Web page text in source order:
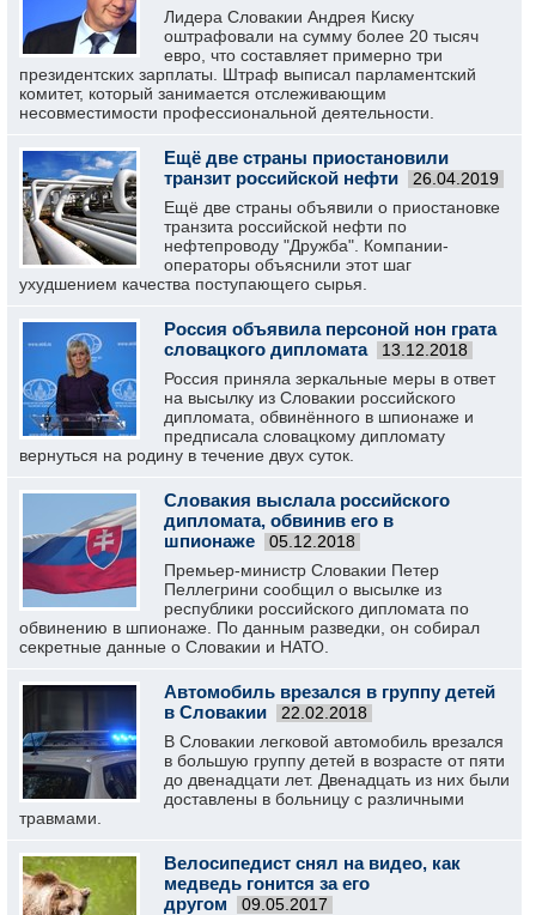
Лидера Словакии Андрея Киску
оштрафовали на сумму более 20 тысяч
евро, что составляет примерно три
президентских зарплаты. Штраф выписал парламентский
комитет, который занимается отслеживающим
несовместимости профессиональной деятельности.
Ещё две страны приостановили
транзит российской нефти
26.04.2019
Ещё две страны объявили о приостановке
транзита российской нефти по
нефтепроводу "Дружба". Компании-
операторы объяснили этот шаг
ухудшением качества поступающего сырья.
Россия объявила персоной нон грата
словацкого дипломата
13.12.2018
Россия приняла зеркальные меры в ответ
на высылку из Словакии российского
дипломата, обвинённого в шпионаже и
предписала словацкому дипломату
вернуться на родину в течение двух суток.
Словакия выслала российского
дипломата, обвинив его в
шпионаже
05.12.2018
Премьер-министр Словакии Петер
Пеллегрини сообщил о высылке из
республики российского дипломата по
обвинению в шпионаже. По данным разведки, он собирал
секретные данные о Словакии и НАТО.
Автомобиль врезался в группу детей
в Словакии
22.02.2018
В Словакии легковой автомобиль врезался
в большую группу детей в возрасте от пяти
до двенадцати лет. Двенадцать из них были
доставлены в больницу с различными
травмами.
Велосипедист снял на видео, как
медведь гонится за его
другом
09.05.2017